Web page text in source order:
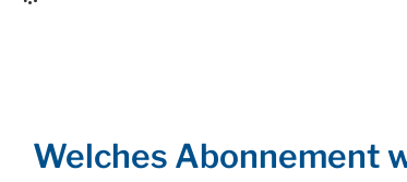
Welches Abonnement